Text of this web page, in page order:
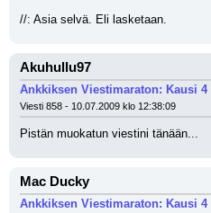
//: Asia selvä. Eli lasketaan.
Akuhullu97
Ankkiksen Viestimaraton: Kausi 4
Viesti 858 - 10.07.2009 klo 12:38:09
Pistän muokatun viestini tänään...
Mac Ducky
Ankkiksen Viestimaraton: Kausi 4